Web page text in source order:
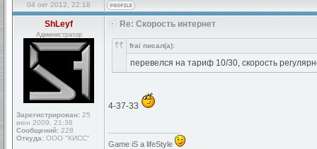
04 окт 2012, 22:18
ShLeyf
Администратор
Зарегистрирован: 25
июн 2009, 21:36
Сообщений: 228
Откуда: ООО "КИСС"
Re: Скорость интернет
frai писал(а):
перевелся на тариф 10/30, скорость
4-37-33
Game iS a lifeStyle